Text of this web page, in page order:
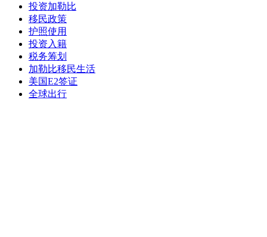
投资加勒比
移民政策
护照使用
投资入籍
税务筹划
加勒比移民生活
美国E2签证
全球出行